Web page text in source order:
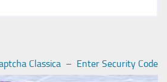
Classica – Enter Security Code